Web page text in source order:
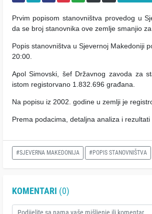
Prvim popisom stanovništva provedog u
da se broj stanovnika ove zemlje smanjio
Popis stanovništva u Sjevernoj Makedoniji
20:00.
Apol Simovski, šef Državnog zavoda za
istom registorvano 1.832.696 građana.
Na popisu iz 2002. godine u zemlji je
Prema podacima, detaljna analiza i
#SJEVERNA MAKEDONIJA #POPIS STANOVNIŠTVA
KOMENTARI (0)